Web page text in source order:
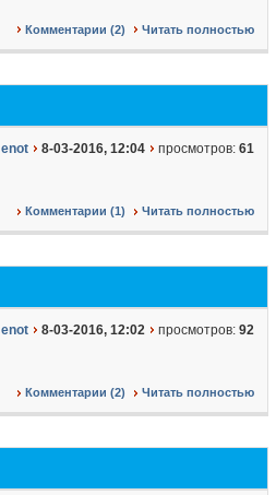
Комментарии (2) Читать полностью
enot 8-03-2016, 12:04 просмотров: 61
Комментарии (1) Читать полностью
enot 8-03-2016, 12:02 просмотров: 92
Комментарии (2) Читать полностью